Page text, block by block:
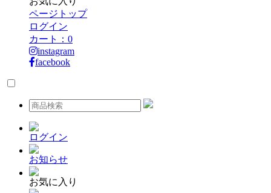
ページトップ
ログイン
カート： 0
instagram
facebook
ログイン
お知らせ
お気に入り